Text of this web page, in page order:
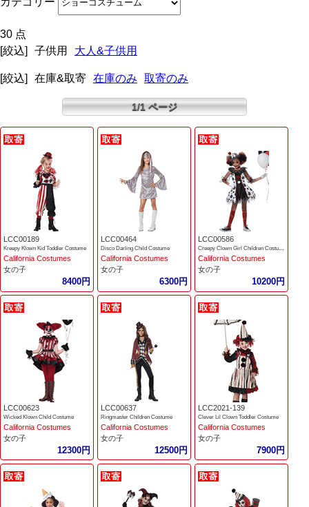
30 点
[絞込]
子供用 大人&子供用
[絞込] 在庫&取寄 在庫のみ 取寄のみ
1/1 ページ
LCC00189
Kreepy Klown Kid Toddler Costume
California Costumes
女の子
8400円
LCC00464
Disco Darling Child Costume
California Costumes
女の子
6300円
LCC00586
Creepy Clown Girl Children Costume
California Costumes
女の子
10200円
LCC00623
Wicked Klown Child Costume
California Costumes
女の子
12300円
LCC00637
Ringmaster Children Costume
California Costumes
女の子
12500円
LCC2021-139
Clever Lil Clown Toddler Costume
California Costumes
女の子
7900円